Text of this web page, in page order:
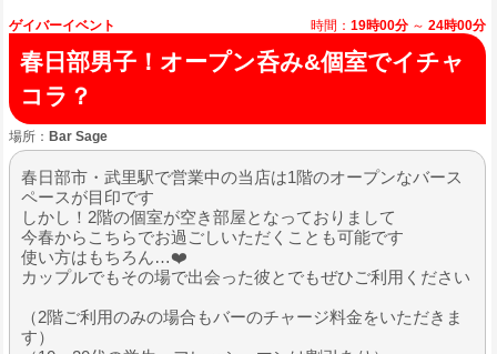
ゲイバーイベント 時間： 19時00分 ～ 24時00分
春日部男子！オープン呑み&個室でイチャ
コラ？
場所： Bar Sage
春日部市・武里駅で営業中の当店は1階のオープンなバース
ペースが目印です
しかし！2階の個室が空き部屋となっておりまして
今春からこちらでお過ごしいただくことも可能です
使い方はもちろん…❤️
カップルでもその場で出会った彼とでもぜひご利用ください
（2階ご利用のみの場合もバーのチャージ料金をいただきま
す）